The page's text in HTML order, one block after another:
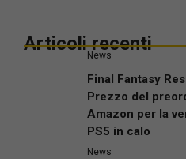
Articoli recenti
News
Final Fantasy
Prezzo del
Amazon per la
PS5 in calo
News